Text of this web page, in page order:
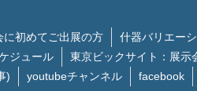
に初めてご出展の方 什器バリエー
ジュール 東京ビックサイト：展示
) youtubeチャンネル facebook